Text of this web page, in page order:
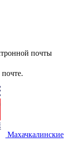
почты
Махачкалинские